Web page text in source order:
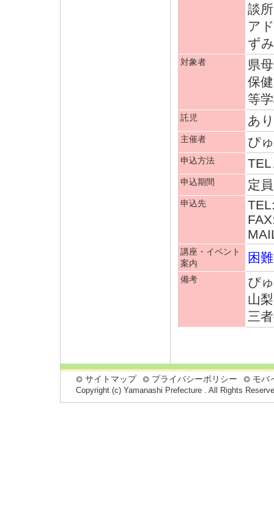
談
ア
ず
対象者
県
保
等
託児 あ
主催者 ぴ
申込方法
申込期間 定
申込先
講座・イベント
案内
困
備考
ぴ
山
三
サイトマップ プライバシーポリシー モバ
Copyright (c) Yamanashi Prefecture . All Rights